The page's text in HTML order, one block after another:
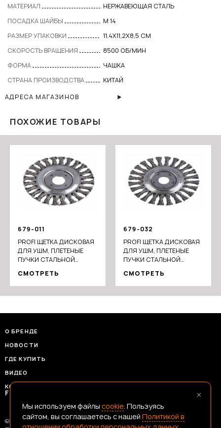
МАТЕРИАЛ
НЕРЖАВЕЮЩАЯ СТАЛЬ
ПОСАДКА ШАЙБЫ
М 14
РАЗМЕР УПАКОВКИ
11,4Х11,2Х8,5 СМ
СКОРОСТЬ ВРАЩЕНИЯ
8500 ОБ/МИН
ФОРМА
ЧАШКА
СТРАНА ПРОИЗВОДСТВА
КИТАЙ
АДРЕСА МАГАЗИНОВ
ПОХОЖИЕ ТОВАРЫ
679-011
PROFI ЩЕТКА ДИСКОВАЯ
ДЛЯ УШМ, ПЛЕТЕНЫЕ
ПУЧКИ СТАЛЬНОЙ
125Х22ММ
СМОТРЕТЬ
679-032
PROFI ЩЕТКА ДИСКОВАЯ
ДЛЯ УШМ, ПЛЕТЕНЫЕ
ПУЧКИ СТАЛЬНОЙ
150Х22ММ
СМОТРЕТЬ
О БРЕНДЕ
НОВОСТИ
ГДЕ КУПИТЬ
ВИДЕО
КОНТАКТЫ
FRANSHIZAERMAK@CONSTANTA-T.RU
© 2026 Ермак — Честный Инструмент
×
Мы используем файлы cookie. Пользуясь
сайтом, вы соглашаетесь с нашей Политикой в